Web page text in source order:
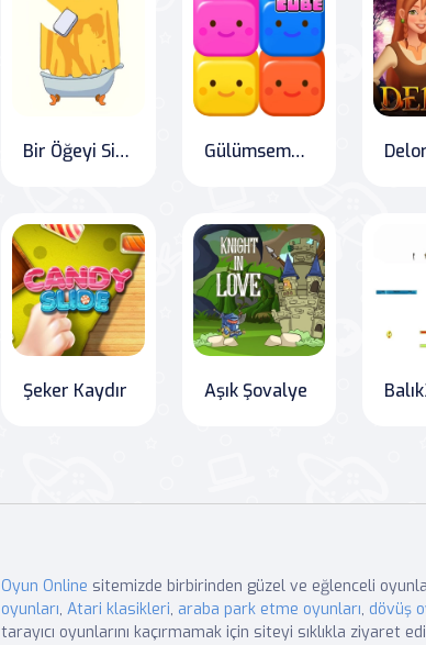
Bir Öğeyi Silin Gülümseme Küpü
Şeker Kaydır Aşık Şovalye
Oyun Online sitemizde birbirinden güzel ve eğlenceli
oyunları, Atari klasikleri, araba park etme oyunları, dövüş
tarayıcı oyunlarını kaçırmamak için siteyi sıklıkla ziyaret